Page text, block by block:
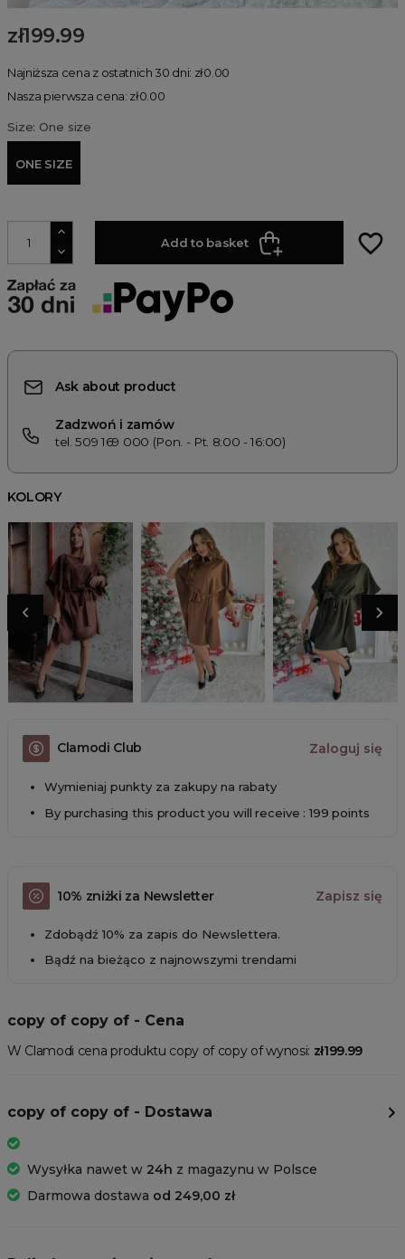
zł199.99
Najniższa cena z ostatnich 30 dni: zł0.00
Nasza pierwsza cena: zł0.00
Size: One size
ONE SIZE
Add to basket favorite_border
Ask about product
Zadzwoń i zamów
tel. 509 169 000 (Pon. - Pt. 8:00 - 16:00)
KOLORY
Clamodi Club Zaloguj się
Wymieniaj punkty za zakupy na rabaty
By purchasing this product you will receive : 199 points
10% zniżki za Newsletter Zapisz się
Zdobądź 10% za zapis do Newslettera.
Bądź na bieżąco z najnowszymi trendami
copy of copy of - Cena
W Clamodi cena produktu copy of copy of wynosi: zł199.99
copy of copy of - Dostawa
Wysyłka nawet w 24h z magazynu w Polsce
Darmowa dostawa od 249,00 zł